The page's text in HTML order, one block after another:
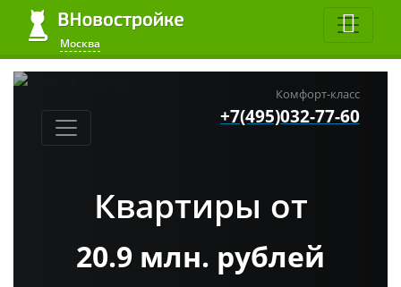
Москва
Комфорт-класс
+7(495)032-77-60
Квартиры от
20.9 млн. рублей